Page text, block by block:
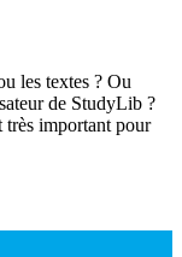
les textes ? Ou
de StudyLib ?
très important pour